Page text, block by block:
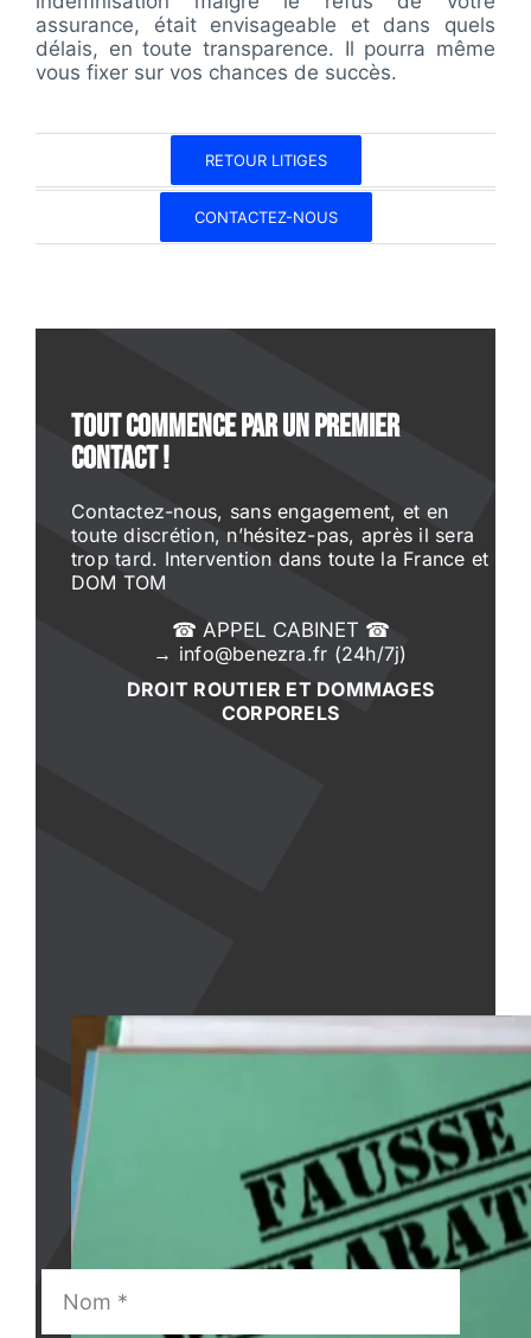
assurance, était envisageable et dans quels
délais, en toute transparence. Il pourra même
vous fixer sur vos chances de succès.
RETOUR LITIGES
CONTACTEZ-NOUS
Tout commence par un premier
contact !
Contactez-nous, sans engagement, et en
toute discrétion, n’hésitez-pas, après il sera
trop tard. Intervention dans toute la France et
DOM TOM
☎ APPEL CABINET ☎
→ info@benezra.fr (24h/7j)
DROIT ROUTIER ET DOMMAGES
CORPORELS